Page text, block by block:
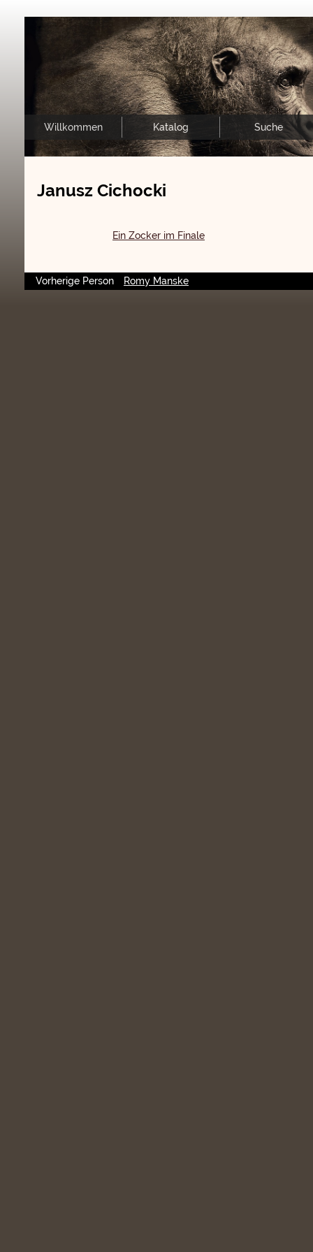
Willkommen Katalog Suche
Janusz Cichocki
Ein Zocker im Finale
Vorherige Person Romy Manske